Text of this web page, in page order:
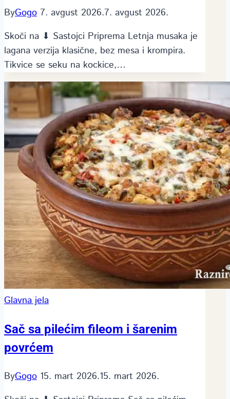
ByGogo 7. avgust 2026.7. avgust 2026.
Skoči na ⬇ Sastojci Priprema Letnja musaka je
lagana verzija klasične, bez mesa i krompira.
Tikvice se seku na kockice,…
Glavna jela
Sač sa pilećim fileom i šarenim
povrćem
ByGogo 15. mart 2026.15. mart 2026.